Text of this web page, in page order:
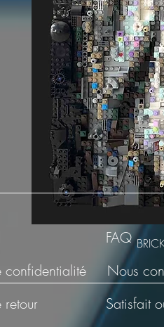
confidentialité
retour
FAQ
Nous
Satisfait